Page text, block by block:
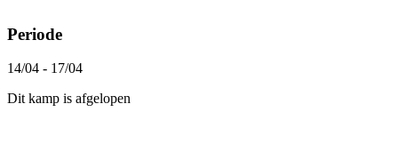
Periode
14/04 - 17/04
Dit kamp is afgelopen